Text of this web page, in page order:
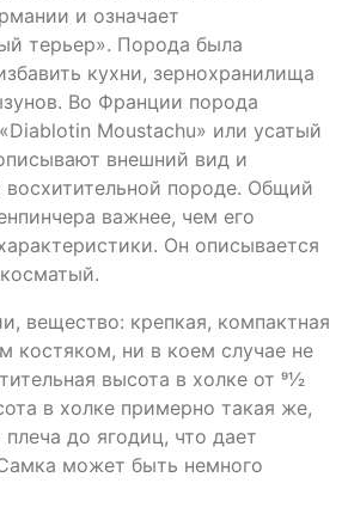
и означает
терьер». Порода была
кухни, зернохранилища
Во Франции порода
Moustachu» или усатый
внешний вид и
восхитительной породе. Общий
важнее, чем его
Он описывается
вещество: крепкая, компактная
костяком, ни в коем случае не
высота в холке от 91⁄2
в холке примерно такая же,
до ягодиц, что дает
может быть немного